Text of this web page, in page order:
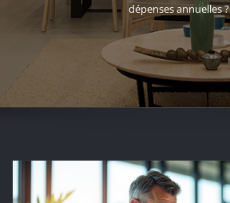
dépenses annuelles ?